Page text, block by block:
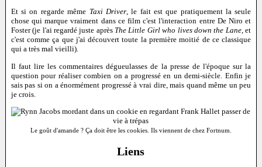
Et si on regarde même Taxi Driver, le fait est que pratiquement la seule
chose qui marque vraiment dans ce film c'est l'interaction entre De Niro et
Foster (je l'ai regardé juste après The Little Girl who lives down the Lane, et
c'est comme ça que j'ai découvert toute la première moitié de ce classique
qui a très mal vieilli).
Il faut lire les commentaires dégueulasses de la presse de l'époque sur la
question pour réaliser combien on a progressé en un demi-siècle. Enfin je
sais pas si on a énormément progressé à vrai dire, mais quand même un peu
je crois.
Le goût d'amande ? Ça doit être les cookies. Ils viennent de chez Fortnum.
Liens